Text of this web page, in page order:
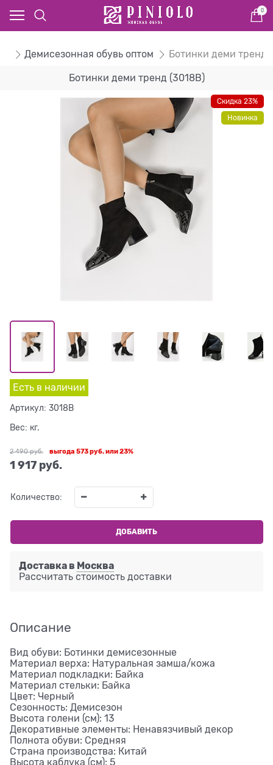
0
Демисезонная обувь оптом Ботинки деми тренд
Ботинки деми тренд (3018B)
Скидка 23%
Новинка
Есть в наличии
Артикул: 3018B
Вес: кг.
2 490 руб.
1 917 руб.
выгода 573 руб.или23%
Количество:
ДОБАВИТЬ
Доставка в Москва
Рассчитать стоимость доставки
Описание
Вид обуви: Ботинки демисезонные
Материал верха: Натуральная замша/кожа
Материал подкладки: Байка
Материал стельки: Байка
Цвет: Черный
Сезонность: Демисезон
Высота голени (см): 13
Декоративные элементы: Ненавязчивый декор
Полнота обуви: Средняя
Страна производства: Китай
Высота каблука (см): 5